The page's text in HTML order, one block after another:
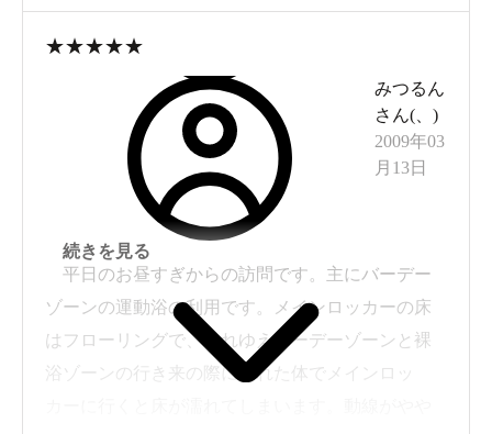
も狭く、カランは11個ですが常に空きがないよう
な状態でした。
やはりここは温泉ではなく温水プールとして利用
すべきでした。時間があれば水着持参でそこそこ
楽しめるでしょう。駐車場も３時間以内は無料な
のでありがたいです。
★★★★★
みつるん
さん(
)
2009年03
月13日
平日のお昼すぎからの訪問です。主にバーデー
ゾーンの運動浴の利用です。メインロッカーの床
はフローリングで、それゆえバーデーゾーンと裸
浴ゾーンの行き来の際にぬれた体でメインロッ
続きを見る